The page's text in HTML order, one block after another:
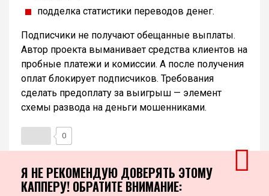
подделка статистики переводов денег.
Подписчики не получают обещанные выплаты.
Автор проекта выманивает средства клиентов на
пробные платежи и комиссии. А после получения
оплат блокирует подписчиков. Требования
сделать предоплату за выигрыш — элемент
схемы развода на деньги мошенниками.
0
Я НЕ РЕКОМЕНДУЮ ДОВЕРЯТЬ ЭТОМУ
КАППЕРУ! ОБРАТИТЕ ВНИМАНИЕ: